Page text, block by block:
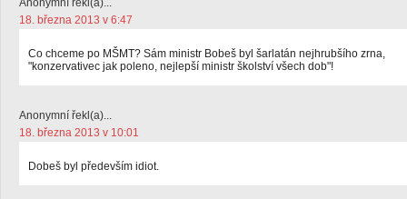
Anonymní řekl(a)...
18. března 2013 v 6:47
Co chceme po MŠMT? Sám ministr Bobeš byl šarlatán nejhrubšího zrna,
"konzervativec jak poleno, nejlepší ministr školství všech dob"!
Anonymní řekl(a)...
18. března 2013 v 10:01
Dobeš byl především idiot.